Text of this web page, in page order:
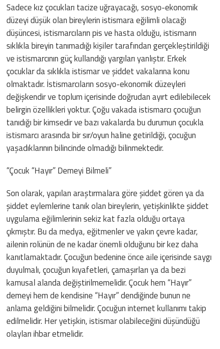
Sadece kız çocukları tacize uğrayacağı, sosyo-ekonomik
düzeyi düşük olan bireylerin istismara eğilimli olacağı
düşüncesi, istismarcıların pis ve hasta olduğu, istismarın
sıklıkla bireyin tanımadığı kişiler tarafından gerçekleştirildiği
ve istismarcının güç kullandığı yargıları yanlıştır. Erkek
çocuklar da sıklıkla istismar ve şiddet vakalarına konu
olmaktadır. İstismarcıların sosyo-ekonomik düzeyleri
değişkendir ve toplum içerisinde doğrudan ayırt edilebilecek
belirgin özellikleri yoktur. Çoğu vakada istismarcı çocuğun
tanıdığı bir kimsedir ve bazı vakalarda bu durumun çocukla
istismarcı arasında bir sır/oyun haline getirildiği, çocuğun
yaşadıklarının bilincinde olmadığı bilinmektedir.
“Çocuk “Hayır” Demeyi Bilmeli”
Son olarak, yapılan araştırmalara göre şiddet gören ya da
şiddet eylemlerine tanık olan bireylerin, yetişkinlikte şiddet
uygulama eğilimlerinin sekiz kat fazla olduğu ortaya
çıkmıştır. Bu da medya, eğitmenler ve yakın çevre kadar,
ailenin rolünün de ne kadar önemli olduğunu bir kez daha
kanıtlamaktadır. Çocuğun bedenine önce aile içerisinde saygı
duyulmalı, çocuğun kıyafetleri, çamaşırları ya da bezi
kamusal alanda değiştirilmemelidir. Çocuk hem “Hayır”
demeyi hem de kendisine “Hayır” dendiğinde bunun ne
anlama geldiğini bilmelidir. Çocuğun internet kullanımı takip
edilmelidir. Her yetişkin, istismar olabileceğini düşündüğü
olayları ihbar etmelidir.